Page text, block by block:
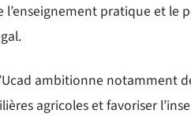
pratique et
ambitionne notamment
agricoles et favoriser